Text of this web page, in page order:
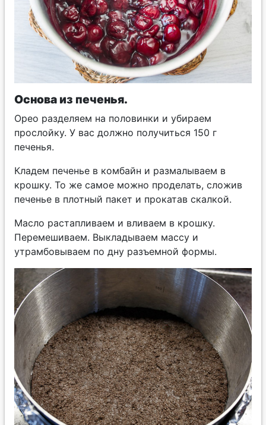
Основа из печенья.
Орео разделяем на половинки и убираем
прослойку. У вас должно получиться 150 г
печенья.
Кладем печенье в комбайн и размалываем в
крошку. То же самое можно проделать, сложив
печенье в плотный пакет и прокатав скалкой.
Масло растапливаем и вливаем в крошку.
Перемешиваем. Выкладываем массу и
утрамбовываем по дну разъемной формы.